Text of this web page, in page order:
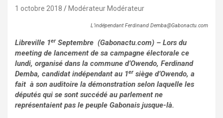
1 octobre 2018 Modérateur Modérateur
L’indépendant Ferdinand Demba@Gabonactu.com
Libreville 1erSeptembre (Gabonactu.com) – Lors du
meeting de lancement de sa campagne électorale ce
lundi, organisé dans la commune d’Owendo, Ferdinand
Demba, candidat indépendant au 1ersiège d’Owendo, a
fait à son auditoire la démonstration selon laquelle les
députés qui se sont succédé au parlement ne
représentaient pas le peuple Gabonais jusque-là.